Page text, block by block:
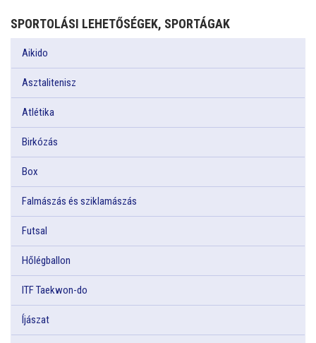
SPORTOLÁSI LEHETŐSÉGEK, SPORTÁGAK
Aikido
Asztalitenisz
Atlétika
Birkózás
Box
Falmászás és sziklamászás
Futsal
Hőlégballon
ITF Taekwon-do
Íjászat